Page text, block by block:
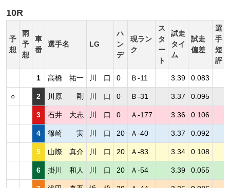
10R
予
想
雨
予
想
車
番
選手名 LG
ハ
ン
デ
現ラン
ク
ス
タ
ー
ト
試走
タイ
ム
試走
偏差
選
手
短
評
1 高橋 祐一 川 口 0 Ｂ-11 3.39 0.083
○ 2 川原 剛 川 口 0 Ｂ-31 3.37 0.095
3 石井 大志 川 口 0 Ａ-177 3.36 0.106
4 篠崎 実 川 口 20 Ａ-40 3.37 0.092
5 山際 真介 川 口 20 Ａ-83 3.34 0.108
6 掛川 和人 川 口 20 Ａ-54 3.39 0.055